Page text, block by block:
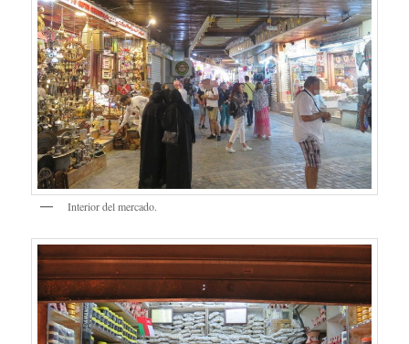
Interior del mercado.